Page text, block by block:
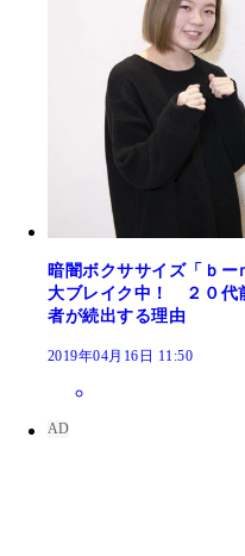
暗闇ボクササイズ「ｂ
大ブレイク中！ ２０代
者が続出する理由
2019年04月16日 11:50